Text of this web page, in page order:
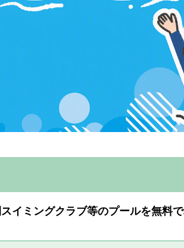
イミングクラブ等のプールを無料